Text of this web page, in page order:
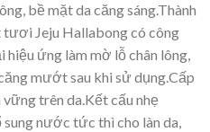
bề mặt da căng sáng.Thành
Jeju Hallabong có công
ứng làm mờ lỗ chân lông,
mướt sau khi sử dụng.Cấp
trên da.Kết cấu nhẹ
sung nước tức thì cho làn da,